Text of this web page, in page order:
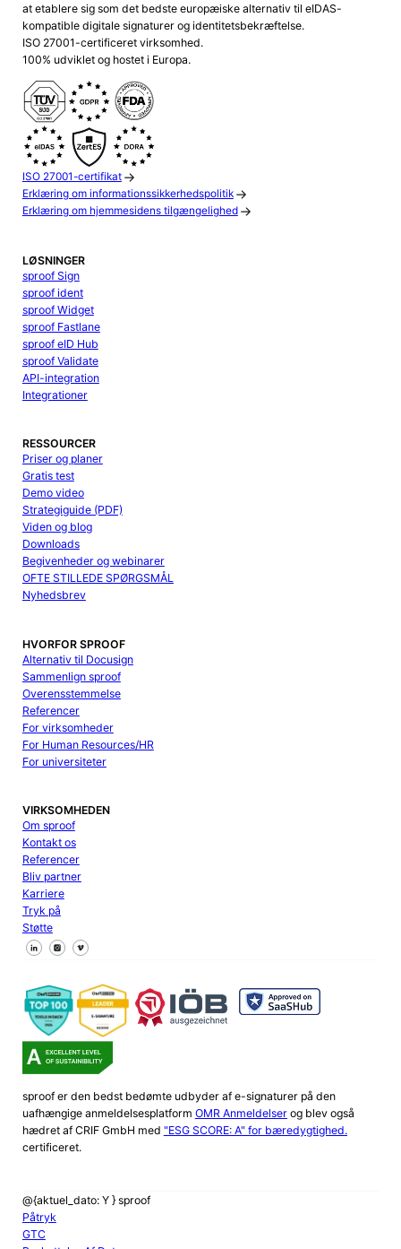
at etablere sig som det bedste europæiske alternativ til eIDAS-
kompatible digitale signaturer og identitetsbekræftelse.
ISO 27001-certificeret virksomhed.
100% udviklet og hostet i Europa.
ISO 27001-certifikat
Erklæring om informationssikkerhedspolitik
Erklæring om hjemmesidens tilgængelighed
LØSNINGER
sproof Sign
sproof ident
sproof Widget
sproof Fastlane
sproof eID Hub
sproof Validate
API-integration
Integrationer
RESSOURCER
Priser og planer
Gratis test
Demo video
Strategiguide (PDF)
Viden og blog
Downloads
Begivenheder og webinarer
OFTE STILLEDE SPØRGSMÅL
Nyhedsbrev
HVORFOR SPROOF
Alternativ til Docusign
Sammenlign sproof
Overensstemmelse
Referencer
For virksomheder
For Human Resources/HR
For universiteter
VIRKSOMHEDEN
Om sproof
Kontakt os
Referencer
Bliv partner
Karriere
Tryk på
Støtte
Følg os på Facebook
Følg os på X
Følg os på LinkedIn
sproof er den bedst bedømte udbyder af e-signaturer på den
uafhængige anmeldelsesplatform OMR Anmeldelserog blev også
hædret af CRIF GmbH med "ESG SCORE: A" for bæredygtighed.
certificeret.
@{aktuel_dato: Y } sproof
Påtryk
GTC